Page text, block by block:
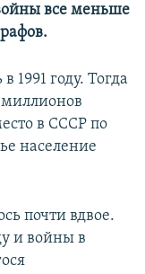
все меньше
1991 году. Тогда
миллионов
в СССР по
население
почти вдвое.
и войны в